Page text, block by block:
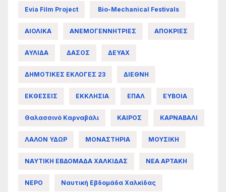
Evia Film Project Bio-Mechanical Festivals
ΑΙΟΛΙΚΑ ΑΝΕΜΟΓΕΝΝΗΤΡΙΕΣ ΑΠΟΚΡΙΕΣ
ΑΥΛΙΔΑ ΔΑΣΟΣ ΔΕΥΑΧ
ΔΗΜΟΤΙΚΕΣ ΕΚΛΟΓΕΣ 23 ΔΙΕΘΝΗ
ΕΚΘΕΣΕΙΣ ΕΚΚΛΗΣΙΑ ΕΠΑΛ ΕΥΒΟΙΑ
Θαλασσινό Καρναβάλι ΚΑΙΡΟΣ ΚΑΡΝΑΒΑΛΙ
ΛΑΛΟΝ ΥΔΩΡ ΜΟΝΑΣΤΗΡΙΑ ΜΟΥΣΙΚΗ
ΝΑΥΤΙΚΗ ΕΒΔΟΜΑΔΑ ΧΑΛΚΙΔΑΣ ΝΕΑ ΑΡΤΑΚΗ
ΝΕΡΟ Ναυτική Εβδομάδα Χαλκίδας